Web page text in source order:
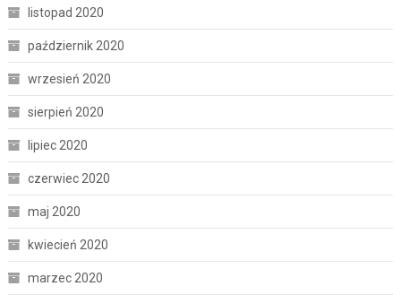
listopad 2020
październik 2020
wrzesień 2020
sierpień 2020
lipiec 2020
czerwiec 2020
maj 2020
kwiecień 2020
marzec 2020